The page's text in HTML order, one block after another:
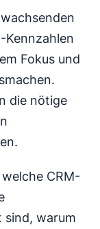
Kennzahlen
Fokus und
die nötige
CRM-
sind, warum